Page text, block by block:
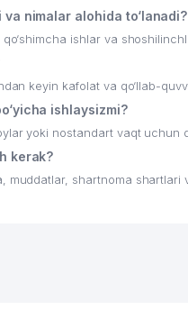
nimalar alohida to‘lanadi?
ishlar va
keyin kafolat va qo‘llab-
ishlaysizmi?
yoki nostandart vaqt uchun
kerak?
muddatlar, shartnoma shartlari